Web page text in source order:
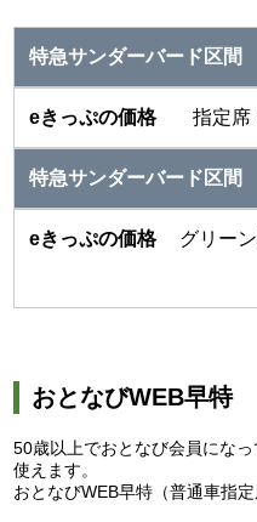
指定席
グリー
おとなびWEB早特
50歳以上でおとなび会員にな
使えます。
おとなびWEB早特（普通車指定